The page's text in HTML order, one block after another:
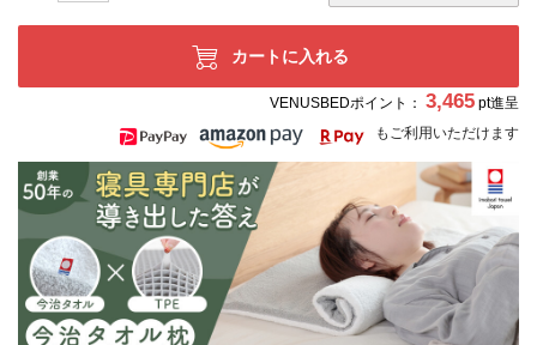
カートに入れる
VENUSBEDポイント： 3,465 pt進呈
もご利用いただけます